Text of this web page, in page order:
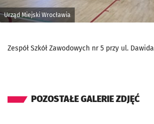
Urząd Miejski Wrocławia
Zespół Szkół Zawodowych nr 5 przy ul. Dawida
POZOSTAŁE GALERIE ZDJĘĆ